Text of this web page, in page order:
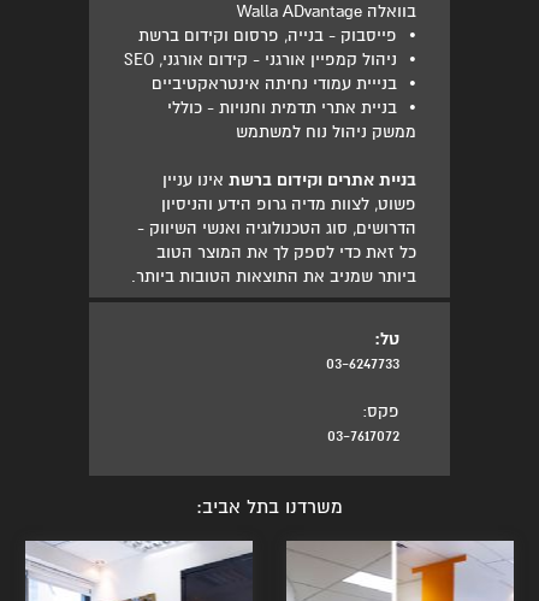
בוואלה Walla ADvantage
• פייסבוק - בנייה, פרסום וקידום ברשת
• ניהול קמפיין אורגני - קידום אורגני, SEO
• בנייית עמודי נחיתה אינטראקטיביים
•
בניית אתרי תדמית וחנויות - כוללי
ממשק ניהול נוח למשתמש
בניית אתרים וקידום ברשתאינו עניין
פשוט, לצוות מדיה גרופ הידע והניסיון
הדרושים, סוג הטכנולוגיה ואנשי השיווק -
כל זאת כדי לספק לך את המוצר הטוב
ביותר שמניב את התוצאות הטובות ביותר.
טל:
03-6247733
פקס:
03-7617072
משרדנו בתל אביב: